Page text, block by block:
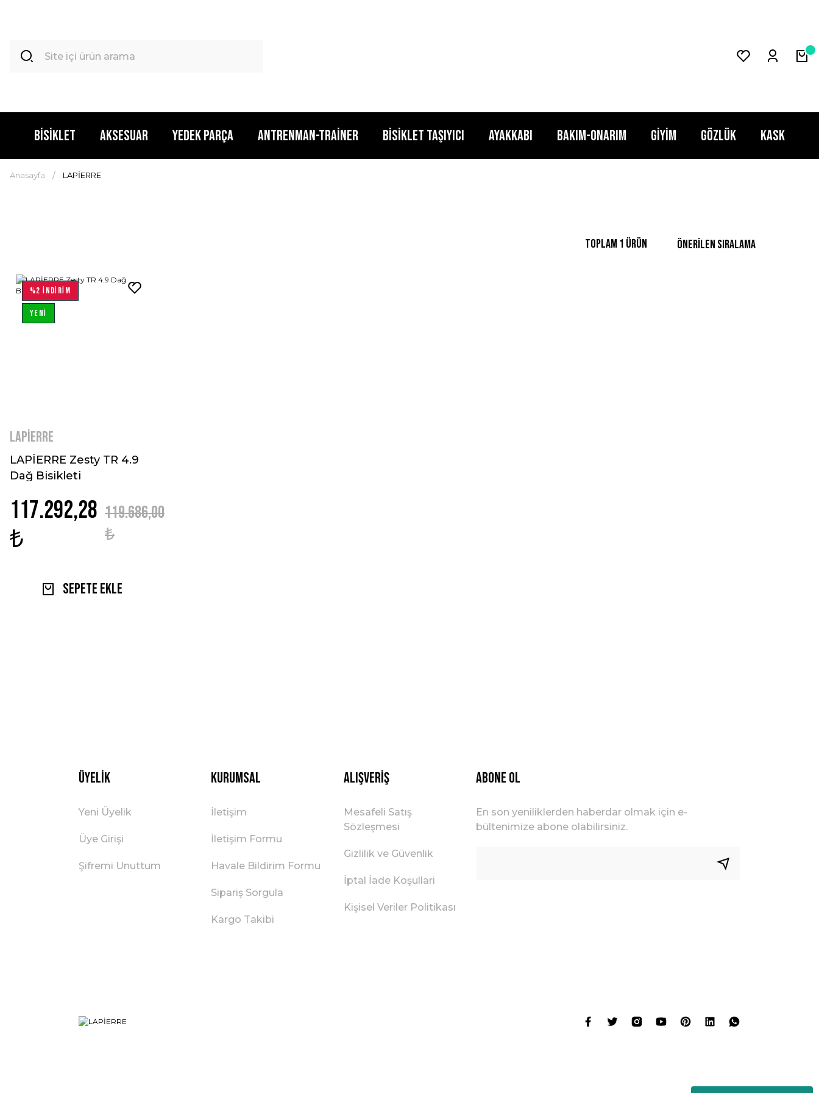
BİSİKLET AKSESUAR YEDEK PARÇA ANTRENMAN-TRAİNER BİSİKLET TAŞIYICI AYAKKABI BAKIM-ONARIM GİYİM GÖZLÜK KASK
Anasayfa LAPİERRE
Toplam 1 ürün
%2 İNDİRİM
YENİ
LAPİERRE
LAPİERRE Zesty TR 4.9
Dağ Bisikleti
117.292,28
₺
119.686,00
₺
Sepete Ekle
Üyelik
Yeni Üyelik
Üye Girişi
Şifremi Unuttum
Kurumsal
İletişim
İletişim Formu
Havale Bildirim Formu
Sipariş Sorgula
Kargo Takibi
Alışveriş
Mesafeli Satış
Sözleşmesi
Gizlilik ve Güvenlik
İptal İade Koşullari
Kişisel Veriler Politikası
ABONE OL
En son yeniliklerden haberdar olmak için e-
bültenimize abone olabilirsiniz.